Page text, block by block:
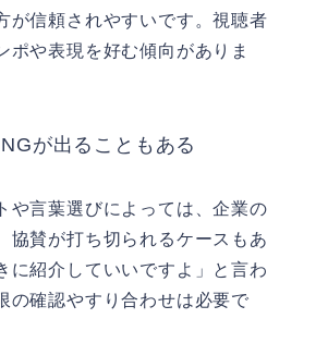
が信頼されやすいです。視聴者
ポや表現を好む傾向がありま
が出ることもある
や言葉選びによっては、企業の
協賛が打ち切られるケースもあ
に紹介していいですよ」と言わ
の確認やすり合わせは必要で